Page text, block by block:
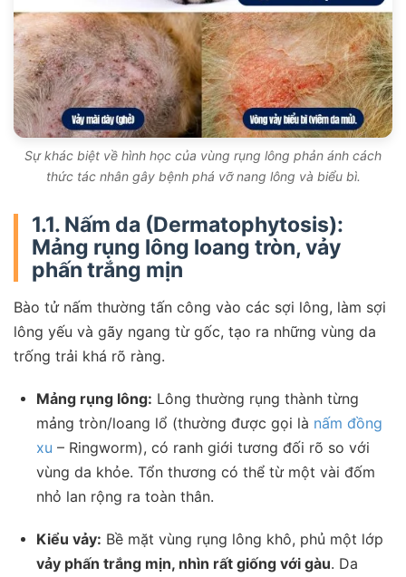
Sự khác biệt về hình học của vùng rụng lông phản ánh cách
thức tác nhân gây bệnh phá vỡ nang lông và biểu bì.
1.1. Nấm da (Dermatophytosis):
Mảng rụng lông loang tròn, vảy
phấn trắng mịn
Bào tử nấm thường tấn công vào các sợi lông, làm sợi
lông yếu và gãy ngang từ gốc, tạo ra những vùng da
trống trải khá rõ ràng.
Mảng rụng lông: Lông thường rụng thành từng
mảng tròn/loang lổ (thường được gọi là nấm đồng
xu – Ringworm), có ranh giới tương đối rõ so với
vùng da khỏe. Tổn thương có thể từ một vài đốm
nhỏ lan rộng ra toàn thân.
Kiểu vảy: Bề mặt vùng rụng lông khô, phủ một lớp
vảy phấn trắng mịn, nhìn rất giống với gàu. Da